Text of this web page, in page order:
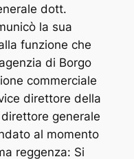
dott.
la sua
funzione che
di Borgo
commerciale
direttore della
generale
al momento
reggenza: Si